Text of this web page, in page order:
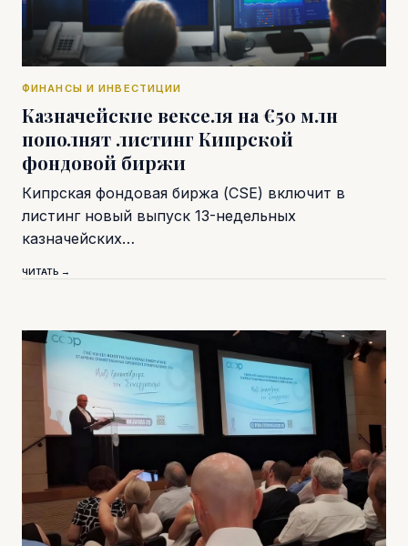
ФИНАНСЫ И ИНВЕСТИЦИИ
Казначейские векселя на €50 млн
пополнят листинг Кипрской
фондовой биржи
Кипрская фондовая биржа (CSE) включит в
листинг новый выпуск 13-недельных
казначейских…
ЧИТАТЬ →